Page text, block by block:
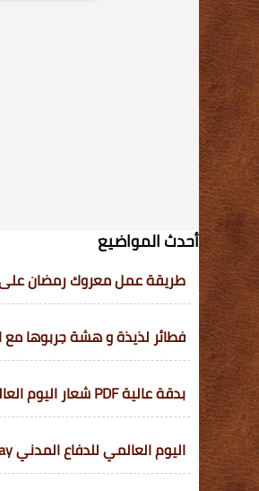
أحدث المواضيع
طريقة عمل معروك رمضان على
فطائر لذيذة و هشة جربوها
بدقة عالية PDF شعار اليوم العالمي للدفاع المدني 2022-1443 في السعودية
اليوم العالمي للدفاع المدني World Civil Defence Day